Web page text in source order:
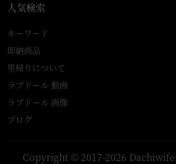
人気検索
キーワード
即納商品
里帰りについて
ラブドール 動画
ラブドール 画像
ブログ
Copyright © 2017-2026